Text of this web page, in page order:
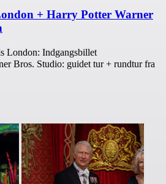
+ Harry Potter Warner
London: Indgangsbillet
Bros. Studio: guidet tur + rundtur fra